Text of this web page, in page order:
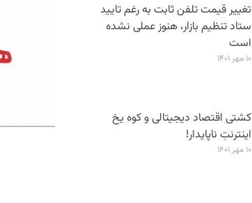
تغییر قیمت تلفن ثابت به رغم تایید
ستاد تنظیم بازار، هنوز عملی نشده
است
۱۰ مهر ۱۴۰۱
کشتی اقتصاد دیجیتالی و کوه یخ
اینترنتِ ناپایدار!
۱۰ مهر ۱۴۰۱